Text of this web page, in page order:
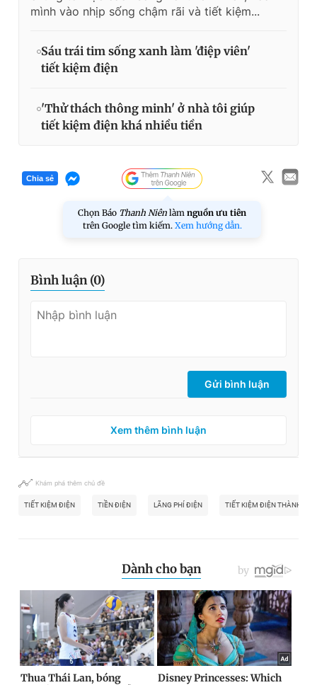
mình vào nhịp sống chậm rãi và tiết kiệm...
Sáu trái tim sống xanh làm 'điệp viên'
tiết kiệm điện
'Thử thách thông minh' ở nhà tôi giúp
tiết kiệm điện khá nhiều tiền
Chia sẻ
Chọn Báo Thanh Niên làm nguồn ưu tiên
trên Google tìm kiếm. Xem hướng dẫn.
Bình luận (0)
Gửi bình luận
Xem thêm bình luận
Khám phá thêm chủ đề
TIẾT KIỆM ĐIỆN TIỀN ĐIỆN LÃNG PHÍ ĐIỆN TIẾT KIỆM ĐIỆN THÀNH